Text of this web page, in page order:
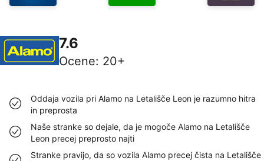
7.6
Ocene: 20+
Oddaja vozila pri Alamo na Letališče Leon je razumno hitra
in preprosta
Naše stranke so dejale, da je mogoče Alamo na Letališče
Leon precej preprosto najti
Stranke pravijo, da so vozila Alamo precej čista na Letališče